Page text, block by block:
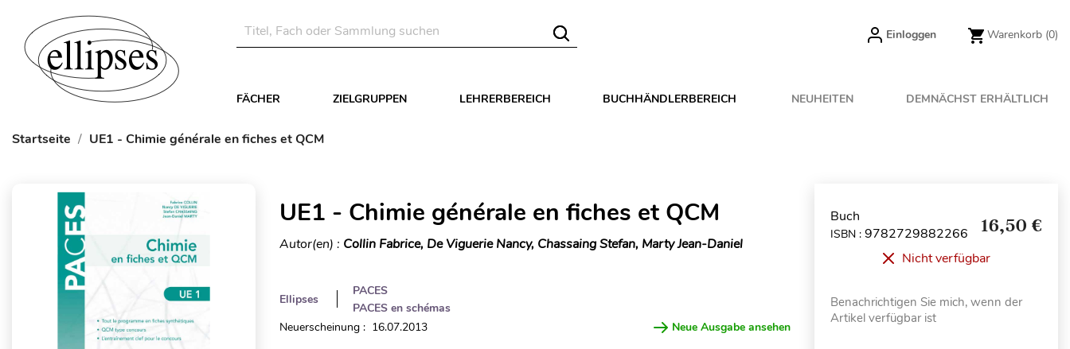
Einloggen Warenkorb (0)
FÄCHER ZIELGRUPPEN LEHRERBEREICH BUCHHÄNDLERBEREICH NEUHEITEN DEMNÄCHST ERHÄLTLICH
Startseite UE1 - Chimie générale en fiches et QCM
UE1 - Chimie générale en fiches et QCM
Autor(en) : Collin Fabrice, De Viguerie Nancy, Chassaing Stefan, Marty Jean-Daniel
Ellipses
PACES
PACES en schémas
Neuerscheinung : 16.07.2013
Neue Ausgabe ansehen
Buch
ISBN : 9782729882266 16,50 €
Nicht verfügbar
Benachrichtigen Sie mich, wenn der
Artikel verfügbar ist